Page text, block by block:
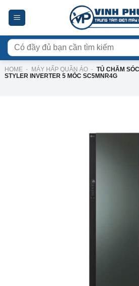
Tìm
kiếm:
HOME - MÁY HẤP QUẦN ÁO - TỦ CHĂM
STYLER INVERTER 5 MÓC SC5MNR4G